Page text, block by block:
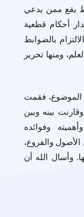
يقع ممن يدعي
أحكام قطعية
بالضوابط
ومنها تحرير
الموضوع، فقمت
بينه وبين
وفوائده
والفروع،
وأسال الله أن